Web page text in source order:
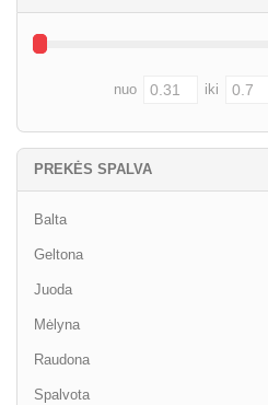
nuo iki
PREKĖS SPALVA
Balta
Geltona
Juoda
Mėlyna
Raudona
Spalvota